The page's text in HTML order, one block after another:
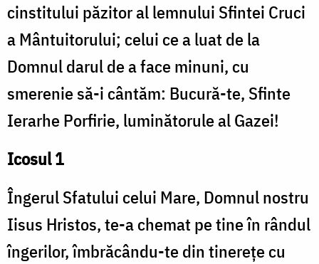
cinstitului păzitor al lemnului Sfintei Cruci
a Mântuitorului; celui ce a luat de la
Domnul darul de a face minuni, cu
smerenie să-i cântăm: Bucură-te, Sfinte
Ierarhe Porfirie, luminătorule al Gazei!
Icosul 1
Îngerul Sfatului celui Mare, Domnul nostru
Iisus Hristos, te-a chemat pe tine în rândul
îngerilor, îmbrăcându-te din tinerețe cu